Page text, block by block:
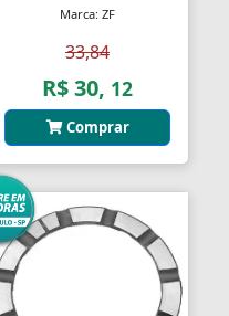
Marca: ZF
33,84
R$ 30, 12
Comprar